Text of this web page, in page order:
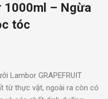
1000ml – Ngừa
tóc
Lambor GRAPEFRUIT
từ thực vật, ngoài ra còn có